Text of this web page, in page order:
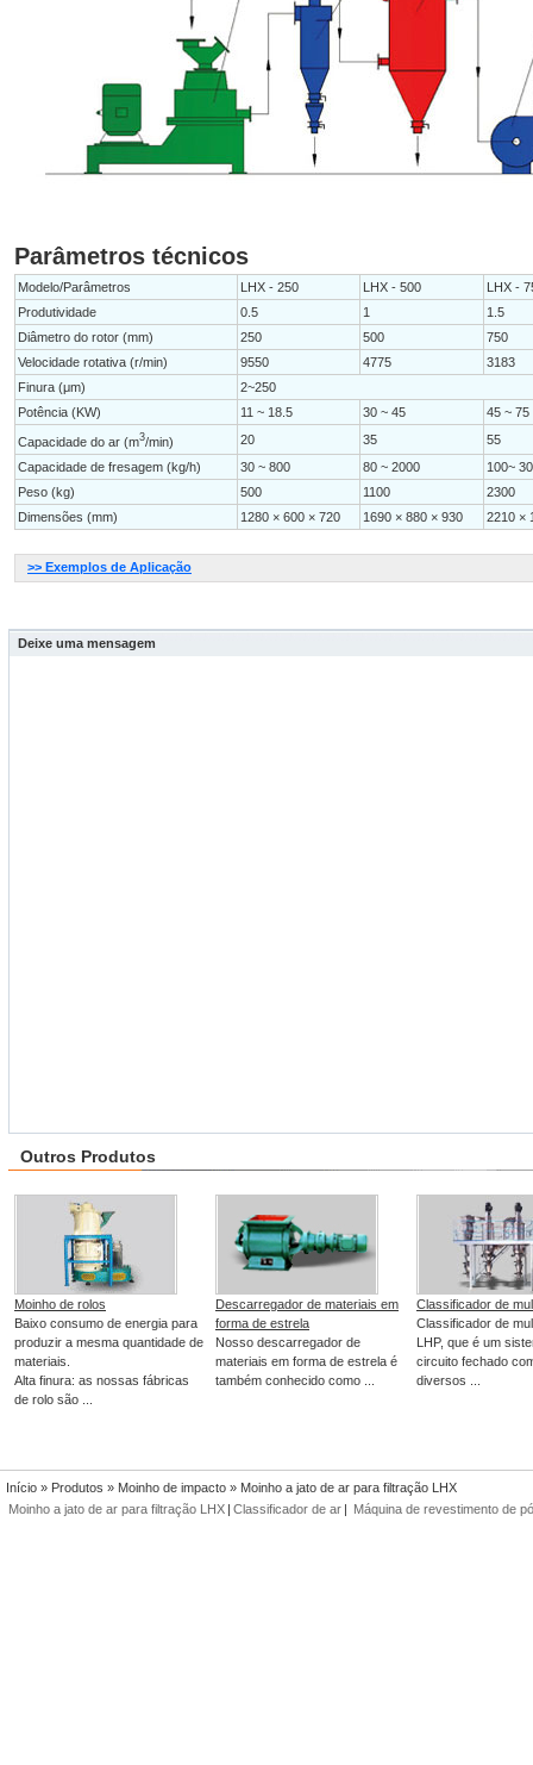
Parâmetros técnicos
Modelo/Parâmetros LHX - 250 LHX - 500
LHX -
Produtividade
0.5 1
1.5
Diâmetro do rotor (mm)
250 500
750
Velocidade rotativa (r/min)
9550 4775
3183
Finura (μm)
2~250
Potência (KW)
11 ~ 18.5 30 ~ 45 45 ~ 75
Capacidade do ar (m3/min) 20 35
55
Capacidade de fresagem (kg/h)
30 ~ 800 80 ~ 2000
100~
Peso (kg)
500 1100
2300
Dimensões (mm)
1280 × 600 × 720 1690 × 880 × 930 2210 ×
>> Exemplos de Aplicação
Deixe uma mensagem
Outros Produtos
Moinho de rolos
Baixo consumo de energia para
produzir a mesma quantidade de
materiais.
Alta finura: as nossas fábricas
de rolo são ...
Descarregador de materiais em
forma de estrela
Nosso descarregador de
materiais em forma de estrela é
também conhecido como ...
Classificador de
Classificador de
LHP, que é um
circuito fechado
diversos ...
Início » Produtos » Moinho de impacto » Moinho a jato de ar para filtração LHX
Moinho a jato de ar para filtração LHX | Classificador de ar | Máquina de revestimento de pó